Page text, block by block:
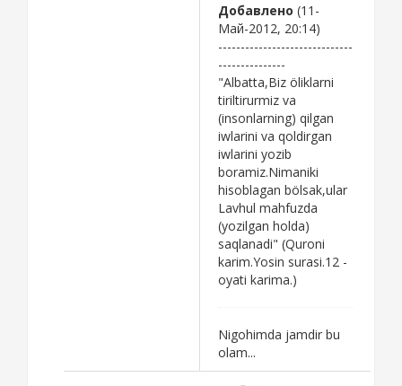
Добавлено (11-
Май-2012, 20:14)
------------------------------
---------------
"Albatta,Biz öliklarni
tiriltirurmiz va
(insonlarning) qilgan
iwlarini va qoldirgan
iwlarini yozib
boramiz.Nimaniki
hisoblagan bölsak,ular
Lavhul mahfuzda
(yozilgan holda)
saqlanadi" (Quroni
karim.Yosin surasi.12 -
oyati karima.)
Nigohimda jamdir bu
olam...